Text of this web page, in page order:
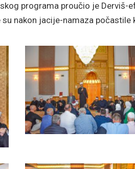
programa proučio je Derviš-
nakon jacije-namaza počastile